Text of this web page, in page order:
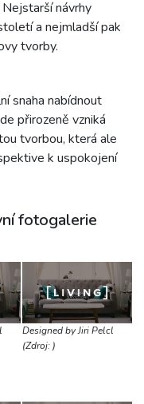
návrhy
a nejmladší pak
tvorby.
snaha nabídnout
přirozeně vzniká
tvorbou, která ale
k uspokojení
fotogalerie
Designed by Jiri Pelcl
(Zdroj: )